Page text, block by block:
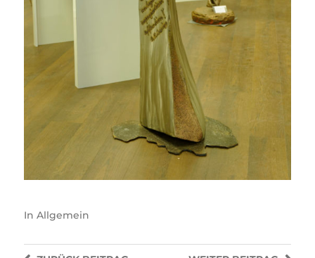
In Allgemein